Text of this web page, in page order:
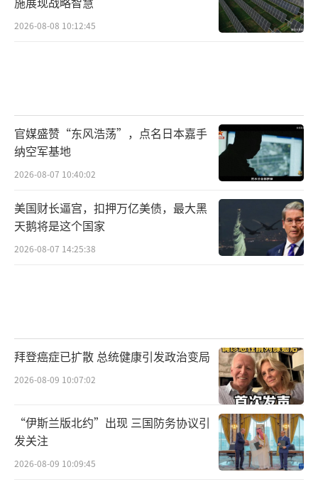
2026-08-08 10:12:45
官媒盛赞“东风浩荡”，点名日本嘉手
纳空军基地
2026-08-07 10:40:02
美国财长逼宫，扣押万亿美债，最大黑
天鹅将是这个国家
2026-08-07 14:25:38
拜登癌症已扩散 总统健康引发政治变局
2026-08-09 10:07:02
“伊斯兰版北约”出现 三国防务协议引
发关注
2026-08-09 10:09:45